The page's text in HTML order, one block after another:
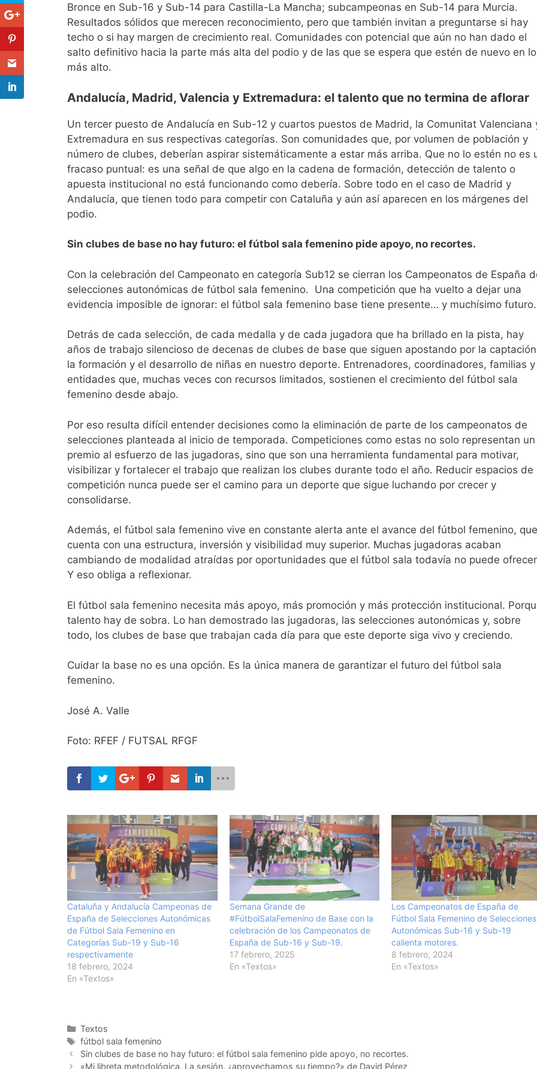
Bronce en Sub-16 y Sub-14 para Castilla-La Mancha; subcampeonas en Sub-14 para Murcia.
Resultados sólidos que merecen reconocimiento, pero que también invitan a preguntarse si hay
techo o si hay margen de crecimiento real. Comunidades con potencial que aún no han dado el
salto definitivo hacia la parte más alta del podio y de las que se espera que estén de nuevo en lo
más alto.
Andalucía, Madrid, Valencia y Extremadura: el talento que no termina de aflorar
Un tercer puesto de Andalucía en Sub-12 y cuartos puestos de Madrid, la Comunitat Valenciana
Extremadura en sus respectivas categorías. Son comunidades que, por volumen de población y
número de clubes, deberían aspirar sistemáticamente a estar más arriba. Que no lo estén no es
fracaso puntual: es una señal de que algo en la cadena de formación, detección de talento o
apuesta institucional no está funcionando como debería. Sobre todo en el caso de Madrid y
Andalucía, que tienen todo para competir con Cataluña y aún así aparecen en los márgenes del
podio.
Sin clubes de base no hay futuro: el fútbol sala femenino pide apoyo, no recortes.
Con la celebración del Campeonato en categoría Sub12 se cierran los Campeonatos de España
selecciones autonómicas de fútbol sala femenino. Una competición que ha vuelto a dejar una
evidencia imposible de ignorar: el fútbol sala femenino base tiene presente… y muchísimo futuro.
Detrás de cada selección, de cada medalla y de cada jugadora que ha brillado en la pista, hay
años de trabajo silencioso de decenas de clubes de base que siguen apostando por la
la formación y el desarrollo de niñas en nuestro deporte. Entrenadores, coordinadores, familias y
entidades que, muchas veces con recursos limitados, sostienen el crecimiento del fútbol sala
femenino desde abajo.
Por eso resulta difícil entender decisiones como la eliminación de parte de los campeonatos de
selecciones planteada al inicio de temporada. Competiciones como estas no solo representan un
premio al esfuerzo de las jugadoras, sino que son una herramienta fundamental para motivar,
visibilizar y fortalecer el trabajo que realizan los clubes durante todo el año. Reducir espacios de
competición nunca puede ser el camino para un deporte que sigue luchando por crecer y
consolidarse.
Además, el fútbol sala femenino vive en constante alerta ante el avance del fútbol femenino, que
cuenta con una estructura, inversión y visibilidad muy superior. Muchas jugadoras acaban
cambiando de modalidad atraídas por oportunidades que el fútbol sala todavía no puede
Y eso obliga a reflexionar.
El fútbol sala femenino necesita más apoyo, más promoción y más protección institucional.
talento hay de sobra. Lo han demostrado las jugadoras, las selecciones autonómicas y, sobre
todo, los clubes de base que trabajan cada día para que este deporte siga vivo y creciendo.
Cuidar la base no es una opción. Es la única manera de garantizar el futuro del fútbol sala
femenino.
José A. Valle
Foto: RFEF / FUTSAL RFGF
Cataluña y Andalucía Campeonas de
España de Selecciones Autonómicas
de Fútbol Sala Femenino en
Categorías Sub-19 y Sub-16
respectivamente
18 febrero, 2024
En «Textos»
Semana Grande de
#FútbolSalaFemenino de Base con la
celebración de los Campeonatos de
España de Sub-16 y Sub-19.
17 febrero, 2025
En «Textos»
Los Campeonatos de España de
Fútbol Sala Femenino de Selecciones
Autonómicas Sub-16 y Sub-19
calienta motores.
8 febrero, 2024
En «Textos»
Categorías
Textos
Etiquetas
fútbol sala femenino
Navegación
de
Sin clubes de base no hay futuro: el fútbol sala femenino pide apoyo, no recortes.
«Mi libreta metodológica. La sesión, ¿aprovechamos su tiempo?» de David Pérez